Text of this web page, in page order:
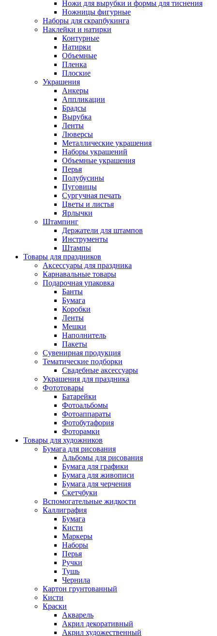
Ножи для вырубки и формы для тиснения
Ножницы фигурные
Наборы для скрапбукинга
Наклейки и натирки
Контурные
Натирки
Объемные
Пленка
Плоские
Украшения
Анкеры
Аппликации
Брадсы
Вырубка
Ленты
Люверсы
Металлические украшения
Наборы украшений
Объемные украшения
Перья
Полубусины
Пуговицы
Сургучная печать
Цветы и листья
Ярлычки
Штампинг
Держатели для штампов
Инструменты
Штампы
Товары для праздников
Аксессуары для праздника
Карнавальные товары
Подарочная упаковка
Банты
Бумага
Коробки
Ленты
Мешки
Наполнитель
Пакеты
Сувенирная продукция
Тематические подборки
Свадебные аксессуары
Украшения для праздника
Фототовары
Батарейки
Фотоальбомы
Фотоаппараты
Фотобутафория
Фоторамки
Товары для художников
Бумага для рисования
Альбомы для рисования
Бумага для графики
Бумага для живописи
Бумага для черчения
Скетчбуки
Вспомогательные жидкости
Каллиграфия
Бумага
Кисти
Маркеры
Наборы
Перья
Ручки
Тушь
Чернила
Картон грунтованный
Кисти
Краски
Акварель
Акрил декоративный
Акрил художественный